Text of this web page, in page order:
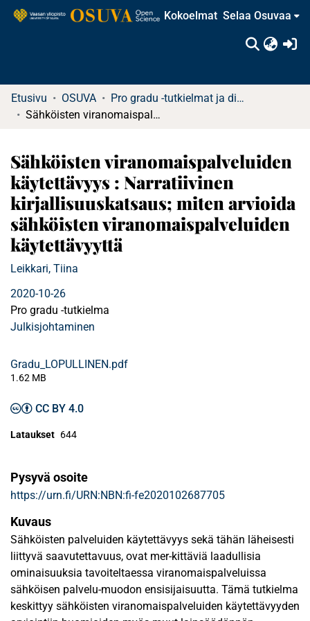
Kokoelmat Selaa Osuvaa
Etusivu OSUVA
Pro gradu -tutkielmat ja diplomityöt
Sähköisten viranomaispalveluiden käytettävyys : Narratiivinen kirjallisuuskatsaus; miten arvioida sähköisten viranomaispalveluiden käytettävyyttä
Sähköisten viranomaispalveluiden
käytettävyys : Narratiivinen
kirjallisuuskatsaus; miten arvioida
sähköisten viranomaispalveluiden
käytettävyyttä
Leikkari, Tiina
2020-10-26
Pro gradu -tutkielma
Julkisjohtaminen
Gradu_LOPULLINEN.pdf
1.62 MB
CC BY 4.0
Lataukset 644
Pysyvä osoite
https://urn.fi/URN:NBN:fi-fe2020102687705
Kuvaus
Sähköisten palveluiden käytettävyys sekä tähän läheisesti
liittyvä saavutettavuus, ovat mer-kittäviä laadullisia
ominaisuuksia tavoiteltaessa viranomaispalveluissa
sähköisen palvelu-muodon ensisijaisuutta. Tämä tutkielma
keskittyy sähköisten viranomaispalveluiden käytettävyyden